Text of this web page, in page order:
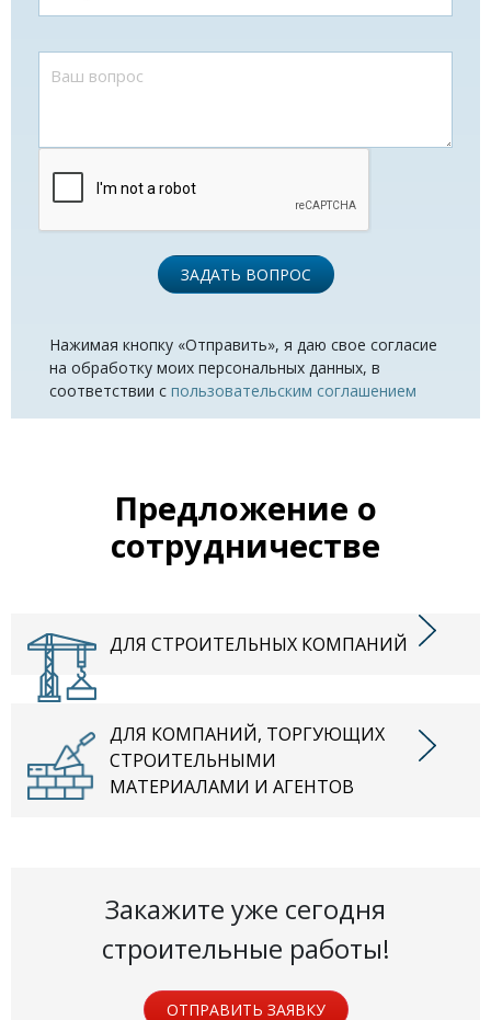
ЗАДАТЬ ВОПРОС
Нажимая кнопку «Отправить», я даю свое согласие
на обработку моих персональных данных, в
соответствии с пользовательским соглашением
Предложение о
сотрудничестве
ДЛЯ СТРОИТЕЛЬНЫХ КОМПАНИЙ
ДЛЯ КОМПАНИЙ, ТОРГУЮЩИХ
СТРОИТЕЛЬНЫМИ
МАТЕРИАЛАМИ И АГЕНТОВ
Закажите уже сегодня
строительные работы!
ОТПРАВИТЬ ЗАЯВКУ